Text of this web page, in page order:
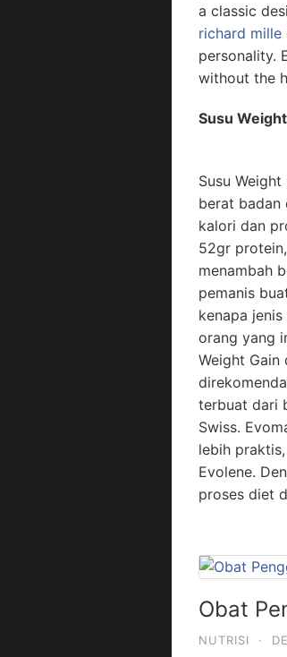
a classic
richard mille
personality.
without the
Susu
Susu
berat badan
kalori dan
52gr
menambah
pemanis
kenapa
orang yang
Weight Gain
terbuat dari
Swiss.
lebih
Evolene.
proses diet
Obat
NUTRISI ·